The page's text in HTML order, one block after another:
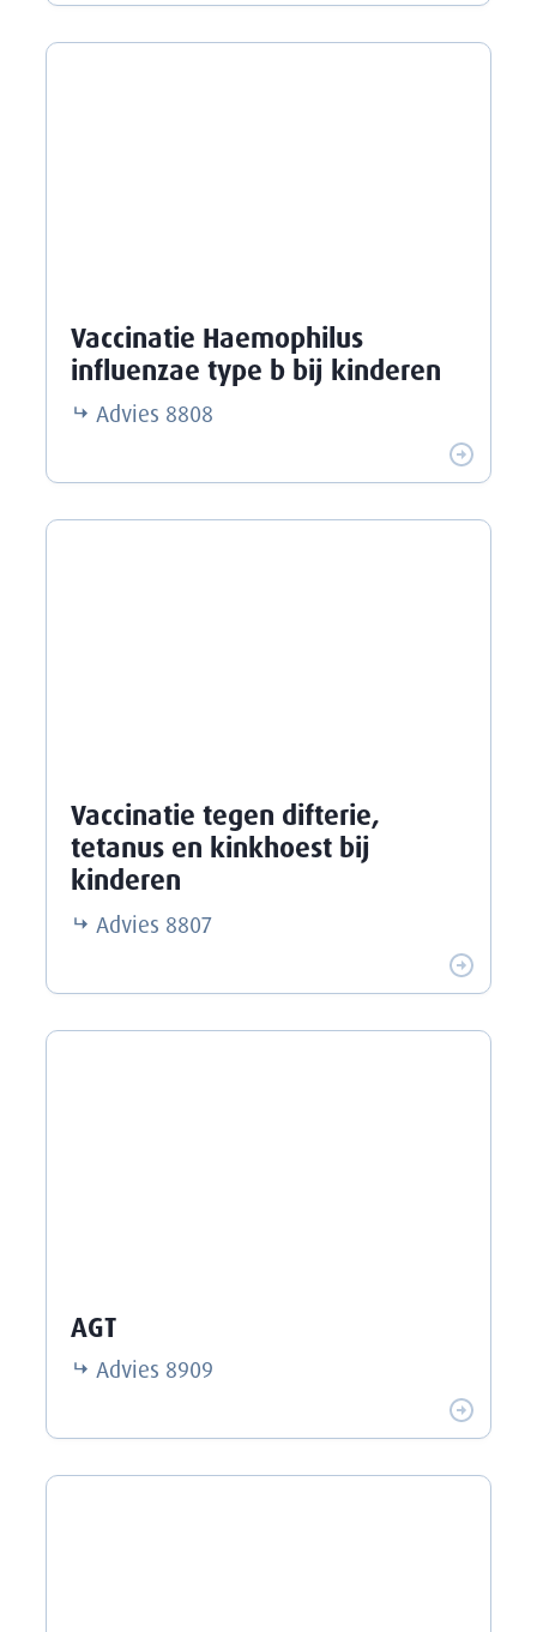
Vaccinatie Haemophilus
influenzae type b bij kinderen
Advies 8808
Vaccinatie tegen difterie,
tetanus en kinkhoest bij
kinderen
Advies 8807
AGT
Advies 8909